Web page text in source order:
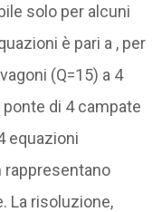
solo per alcuni
è pari a , per
(Q=15) a 4
di 4 campate
equazioni
La risoluzione,